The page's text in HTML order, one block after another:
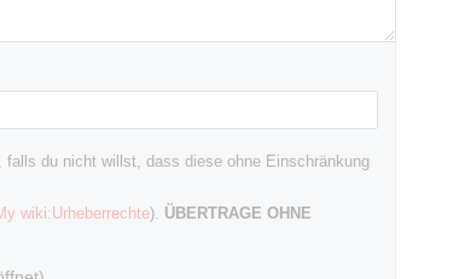
falls du nicht willst, dass diese ohne Einschränkung
wiki:Urheberrechte). ÜBERTRAGE OHNE